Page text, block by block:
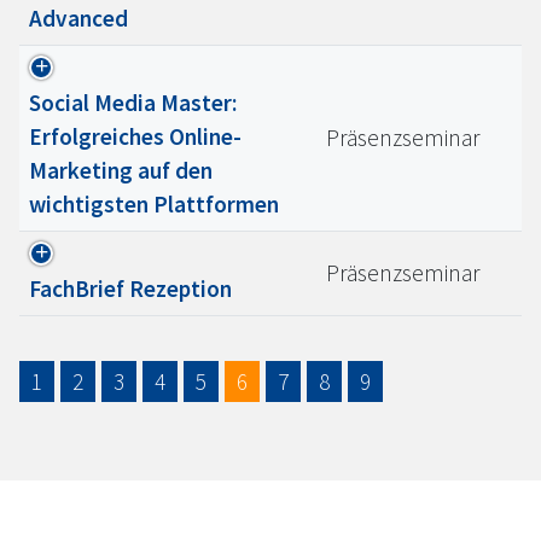
Advanced
Social Media Master:
Erfolgreiches Online-
Marketing auf den
wichtigsten Plattformen
Präsenzseminar
FachBrief Rezeption
Präsenzseminar
1 2 3 4 5 6 7 8 9